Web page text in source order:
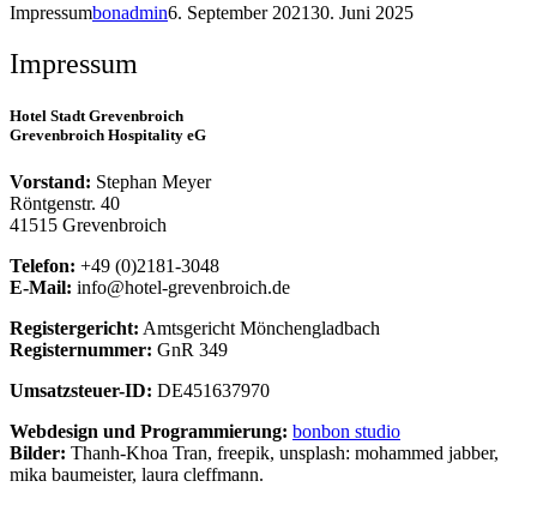
Impressumbonadmin6. September 202130. Juni 2025
Impressum
Hotel Stadt Grevenbroich
Grevenbroich Hospitality eG
Vorstand: Stephan Meyer
Röntgenstr. 40
41515 Grevenbroich
Telefon: +49 (0)2181-3048
E-Mail: info@hotel-grevenbroich.de
Registergericht: Amtsgericht Mönchengladbach
Registernummer: GnR 349
Umsatzsteuer-ID: DE451637970
Webdesign und Programmierung: bonbon studio
Bilder: Thanh-Khoa Tran, freepik, unsplash: mohammed jabber,
mika baumeister, laura cleffmann.